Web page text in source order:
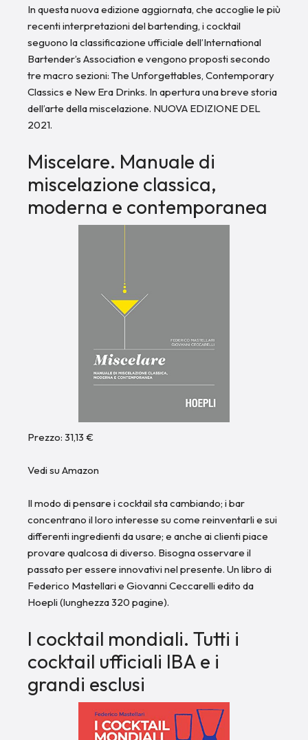
In questa nuova edizione aggiornata, che accoglie le più
recenti interpretazioni del bartending, i cocktail
seguono la classificazione ufficiale dell’International
Bartender’s Association e vengono proposti secondo
tre macro sezioni: The Unforgettables, Contemporary
Classics e New Era Drinks. In apertura una breve storia
dell’arte della miscelazione. NUOVA EDIZIONE DEL
2021.
Miscelare. Manuale di
miscelazione classica,
moderna e contemporanea
Prezzo: 31,13 €
Vedi su Amazon
Il modo di pensare i cocktail sta cambiando; i bar
concentrano il loro interesse su come reinventarli e sui
differenti ingredienti da usare; e anche ai clienti piace
provare qualcosa di diverso. Bisogna osservare il
passato per essere innovativi nel presente. Un libro di
Federico Mastellari e Giovanni Ceccarelli edito da
Hoepli (lunghezza 320 pagine).
I cocktail mondiali. Tutti i
cocktail ufficiali IBA e i
grandi esclusi